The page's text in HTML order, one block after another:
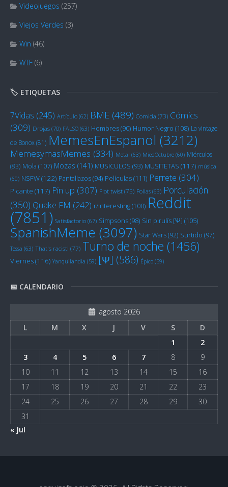
Videojuegos (257)
Viejos Verdes (3)
Win (46)
WTF (6)
🏷️ ETIQUETAS
7Vidas (245) Artículo (62) BME (489) Comida (73) Cómics
(309) Drojas (70) FALSO (63) Hombres(90) Humor Negro (108) La vintage
de Bonox(81) MemesEnEspanol (3212)
MemesymasMemes (334) Metal (63) MiedOctubre (60) Miérculos
(83) Mola (107) Mozas (141) MUSICULOS (93) MUSITETAS (117) música
(60) NSFW(122) Pantallazos(94) Películas(111) Perrete (304)
Picante (117) Pin up (307) Plot twist (75) Pollas (63) Porculación
(350) Quake FM (242) r/Interesting(100) Reddit
(7851) Satisfactorio (67) Simpsons(98) Sin pirulís [Ψ] (105)
SpanishMeme (3097) Star Wars(92) Surtido (97)
Tessa (63) That's racist! (77) Turno de noche (1456)
Viernes(116) Yanquilandia (59) [Ψ] (586) Épico (59)
📅 CALENDARIO
agosto 2026
L
M X J V S
D
1
2
3
4 5 6 7 8
9
10
11 12 13 14 15
16
17
18 19 20 21 22
23
24
25 26 27 28 29
30
31
« Jul